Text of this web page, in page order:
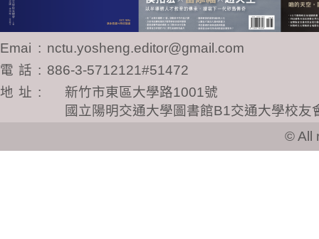
Email : nctu.yosheng.editor@gmail.com
電話 : 886-3-5712121#51472
地址 :
新竹市東區大學路1001號
國立陽明交通大學圖書館B1交通大學校友
© All